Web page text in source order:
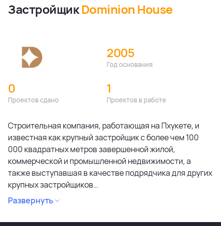
ЗастройщикDominion House
2005
Год основания
0
Проектов сдано
1
Проектов в работе
Строительная компания, работающая на Пхукете, и
известная как крупный застройщик с более чем 100
000 квадратных метров завершенной жилой,
коммерческой и промышленной недвижимости, а
также выступавшая в качестве подрядчика для других
крупных застройщиков
Dominion House специализируется на работе с
клиентами в сфере производства, дизайна и
строительства, используя опытных специалистов в
Развернуть